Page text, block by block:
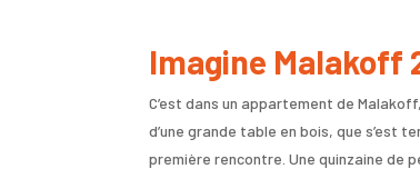
Imagine Malakoff
C’est dans un appartement de
d’une grande table en bois, que s’est
première rencontre. Une quinzaine de